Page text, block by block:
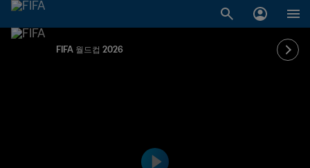
FIFA 월드컵 2026